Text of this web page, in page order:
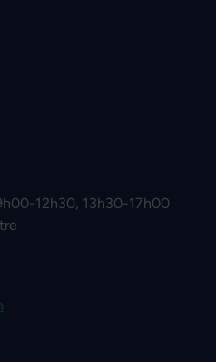
12h30, 13h30-17h00